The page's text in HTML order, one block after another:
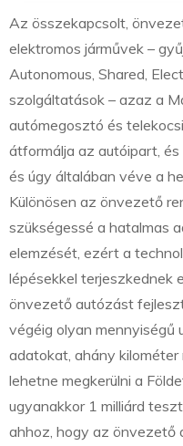
Az összekapcsolt,
elektromos járművek –
Autonomous, Shared,
szolgáltatások – azaz a
autómegosztó és
átformálja az autóipart,
és úgy általában véve a
Különösen az önvezető
szükségessé a hatalmas
elemzését, ezért a
lépésekkel terjeszkednek
önvezető autózást
végéig olyan
adatokat, ahány
lehetne megkerülni a
ugyanakkor 1 milliárd
ahhoz, hogy az önvezető